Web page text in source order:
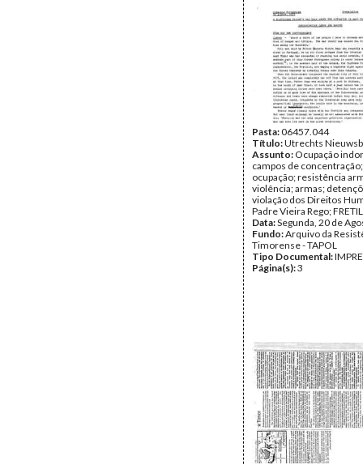
assassinato de
Greg Shackleton; Balibo;
Gary Cunningham; Tony
UDT; NATO; Brian
Rennie; Ramos-Horta;
APODETI; EUA; Padres;
Leoneto Vieira Rego
Data:Maio de 1979 -
Fundo:Arquivo da
Timorense - TAPOL
Tipo Documental:
Página(s):47
Pasta:06457.044
Título:Utrechts
Assunto: Ocupação
campos de
ocupação; resistência
violência; armas;
violação dos Direitos
Padre Vieira Rego;
Data:Segunda, 20 de
Fundo:Arquivo da
Timorense - TAPOL
Tipo Documental:
Página(s):3